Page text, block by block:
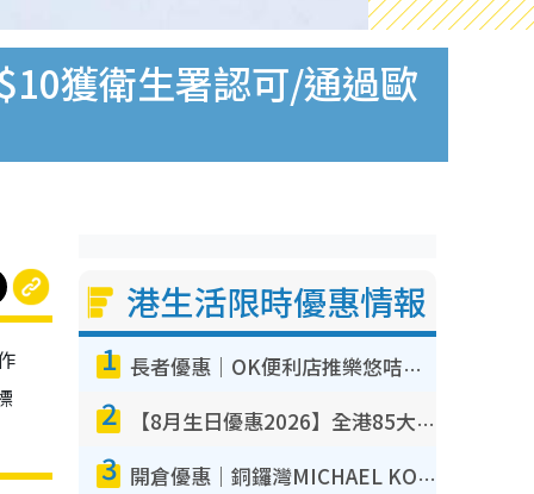
獲衛生署認可/通過歐
港生活限時優惠情報
1 長者優惠｜OK便利店推樂悠咭優惠！買麵包/牛奶/保健品拍卡即減
2 【8月生日優惠2026】全港85大食買玩著數攻略 自助餐/火鍋放題同行免費＋誠品/DONKI送現金券
3 開倉優惠｜銅鑼灣MICHAEL KORS開倉低至17折！直擊$500起買手袋/銀包/鞋款 必買經典Jet Set系列